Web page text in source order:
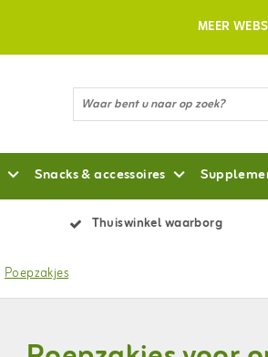
MEER
Snacks & accessoires
Thuiswinkel waarborg
Poepzakjes